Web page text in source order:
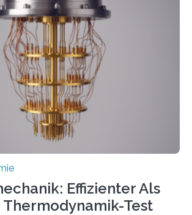
Dies ist der Alltag in
Quantentheorie, die dieses Jahr 100
ist, weshalb die UNESCO 2025 zum
der Quantenwissenschaft und -
hat. Doch nun hat eine
um den
Effizienter Als
Test